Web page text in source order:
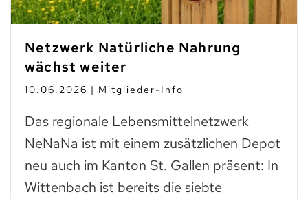
Netzwerk Natürliche Nahrung
wächst weiter
10.06.2026 | Mitglieder-Info
Das regionale Lebensmittelnetzwerk
NeNaNa ist mit einem zusätzlichen Depot
neu auch im Kanton St. Gallen präsent: In
Wittenbach ist bereits die siebte